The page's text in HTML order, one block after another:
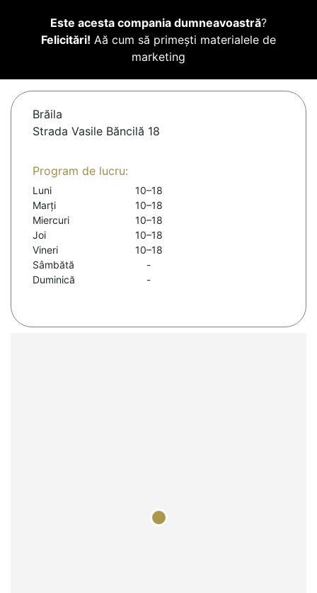
Este acesta compania dumneavoastră?
Felicitări! Aă cum să primești materialele de
marketing
Brăila
Strada Vasile Băncilă 18
Program de lucru:
Luni
10–18
Marți
10–18
Miercuri
10–18
Joi
10–18
Vineri
10–18
Sâmbătă
-
Duminică
-